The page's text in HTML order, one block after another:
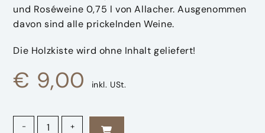
und Roséweine 0,75 l von Allacher. Ausgenommen
davon sind alle prickelnden Weine.
Die Holzkiste wird ohne Inhalt geliefert!
€ 9,00 inkl. USt.
3er Holzkiste Menge
- +